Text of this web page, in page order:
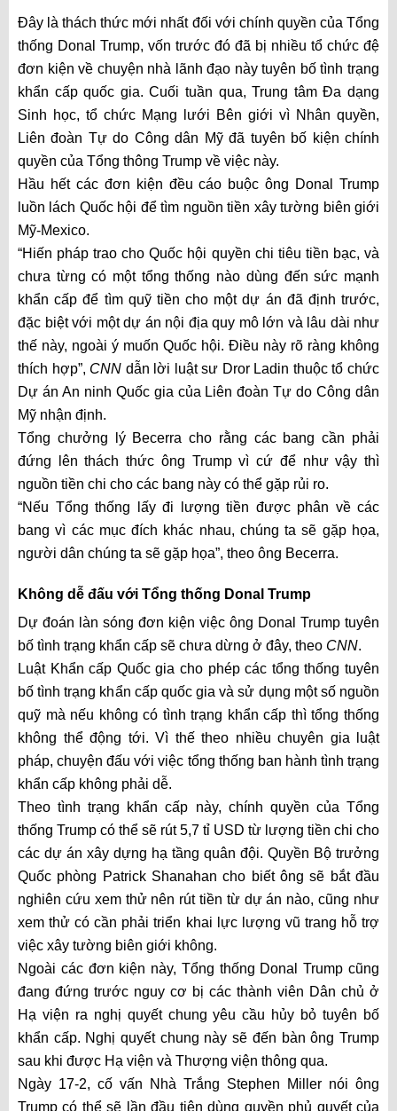
Đây là thách thức mới nhất đối với chính quyền của Tổng
thống Donal Trump, vốn trước đó đã bị nhiều tổ chức đệ
đơn kiện về chuyện nhà lãnh đạo này tuyên bố tình trạng
khẩn cấp quốc gia. Cuối tuần qua, Trung tâm Đa dạng
Sinh học, tổ chức Mạng lưới Bên giới vì Nhân quyền,
Liên đoàn Tự do Công dân Mỹ đã tuyên bố kiện chính
quyền của Tổng thông Trump về việc này.
Hầu hết các đơn kiện đều cáo buộc ông Donal Trump
luồn lách Quốc hội để tìm nguồn tiền xây tường biên giới
Mỹ-Mexico.
“Hiến pháp trao cho Quốc hội quyền chi tiêu tiền bạc, và
chưa từng có một tổng thống nào dùng đến sức mạnh
khẩn cấp để tìm quỹ tiền cho một dự án đã định trước,
đặc biệt với một dự án nội địa quy mô lớn và lâu dài như
thế này, ngoài ý muốn Quốc hội. Điều này rõ ràng không
thích hợp”, CNN dẫn lời luật sư Dror Ladin thuộc tổ chức
Dự án An ninh Quốc gia của Liên đoàn Tự do Công dân
Mỹ nhận định.
Tổng chưởng lý Becerra cho rằng các bang cần phải
đứng lên thách thức ông Trump vì cứ để như vậy thì
nguồn tiền chi cho các bang này có thể gặp rủi ro.
“Nếu Tổng thống lấy đi lượng tiền được phân về các
bang vì các mục đích khác nhau, chúng ta sẽ gặp họa,
người dân chúng ta sẽ gặp họa”, theo ông Becerra.
Không dễ đấu với Tổng thống Donal Trump
Dự đoán làn sóng đơn kiện việc ông Donal Trump tuyên
bố tình trạng khẩn cấp sẽ chưa dừng ở đây, theo CNN.
Luật Khẩn cấp Quốc gia cho phép các tổng thống tuyên
bố tình trạng khẩn cấp quốc gia và sử dụng một số nguồn
quỹ mà nếu không có tình trạng khẩn cấp thì tổng thống
không thể động tới. Vì thế theo nhiều chuyên gia luật
pháp, chuyện đấu với việc tổng thống ban hành tình trạng
khẩn cấp không phải dễ.
Theo tình trạng khẩn cấp này, chính quyền của Tổng
thống Trump có thể sẽ rút 5,7 tỉ USD từ lượng tiền chi cho
các dự án xây dựng hạ tầng quân đội. Quyền Bộ trưởng
Quốc phòng Patrick Shanahan cho biết ông sẽ bắt đầu
nghiên cứu xem thử nên rút tiền từ dự án nào, cũng như
xem thử có cần phải triển khai lực lượng vũ trang hỗ trợ
việc xây tường biên giới không.
Ngoài các đơn kiện này, Tổng thống Donal Trump cũng
đang đứng trước nguy cơ bị các thành viên Dân chủ ở
Hạ viện ra nghị quyết chung yêu cầu hủy bỏ tuyên bố
khẩn cấp. Nghị quyết chung này sẽ đến bàn ông Trump
sau khi được Hạ viện và Thượng viện thông qua.
Ngày 17-2, cố vấn Nhà Trắng Stephen Miller nói ông
Trump có thể sẽ lần đầu tiên dùng quyền phủ quyết của